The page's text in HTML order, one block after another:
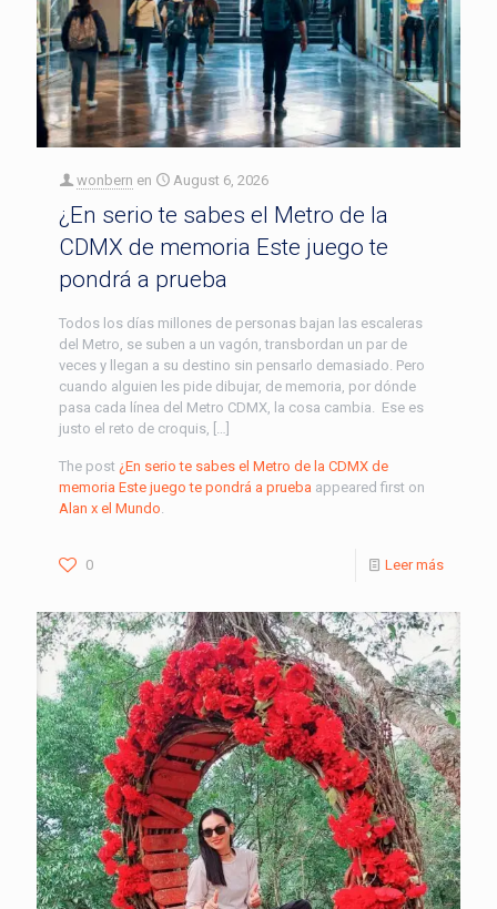
wonbern en August 6, 2026
¿En serio te sabes el Metro de la
CDMX de memoria Este juego te
pondrá a prueba
Todos los días millones de personas bajan las escaleras
del Metro, se suben a un vagón, transbordan un par de
veces y llegan a su destino sin pensarlo demasiado. Pero
cuando alguien les pide dibujar, de memoria, por dónde
pasa cada línea del Metro CDMX, la cosa cambia. Ese es
justo el reto de croquis, […]
The post ¿En serio te sabes el Metro de la CDMX de
memoria Este juego te pondrá a prueba appeared first on
Alan x el Mundo
0 Leer más